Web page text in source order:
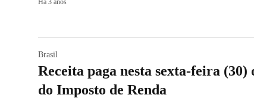
Há 3 anos
Brasil
Receita paga nesta sexta-feira (30)
do Imposto de Renda